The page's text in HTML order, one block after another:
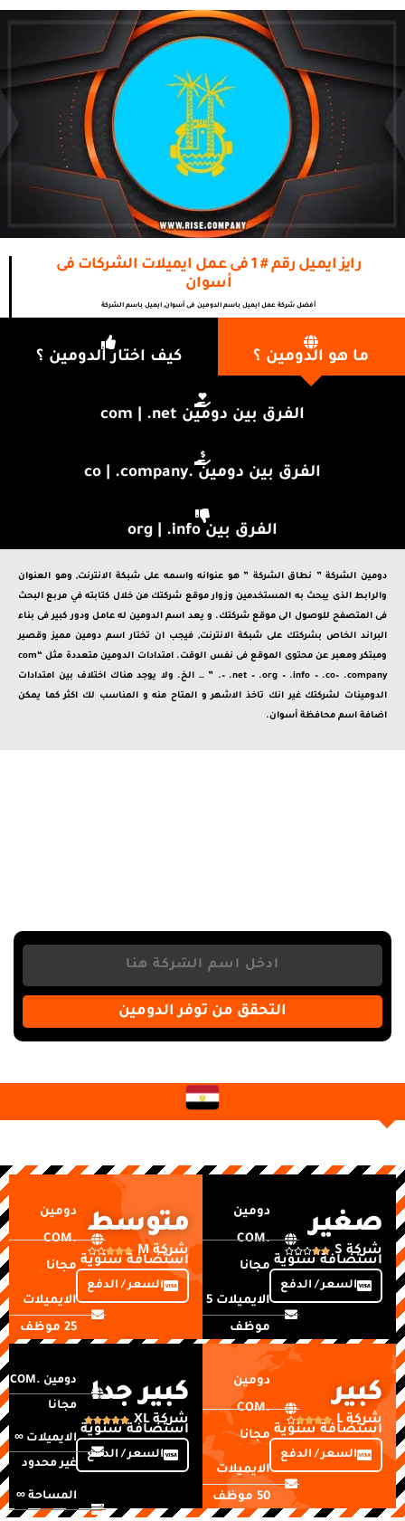
رايز ايميل رقم # 1 فى عمل ايميلات الشركات فى
أسوان
أفضل شركة عمل ايميل باسم الدومين فى أسوان, ايميل باسم الشركة
ما هو الدومين ؟ كيف اختار الدومين ؟
الفرق بين دومين com | .net
الفرق بين دومين .co | .company
الفرق بين org | .info
دومين الشركة ” نطاق الشركة ” هو عنوانه واسمه على شبكة الانترنت, وهو العنوان
والرابط الذى يبحث به المستخدمين وزوار موقع شركتك من خلال كتابته في مربع البحث
فى المتصفح للوصول الى موقع شركتك. و يعد اسم الدومين له عامل ودور كبير فى بناء
البراند الخاص بشركتك على شبكة الانترنت, فيجب ان تختار اسم دومين مميز وقصير
ومبتكر ومعبر عن محتوى الموقع فى نفس الوقت. امتدادات الدومين متعددة مثل “com
– .net – .org – .info – .co– .company. ” … الخ. ولا يوجد هناك اختلاف بين امتدادات
الدومينات لشركتك غير انك تاخذ الاشهر و المتاح منه و المناسب لك اكثر كما يمكن
اضافة اسم محافظة أسوان.
صغير
دومين
.COM
مجانا
الايميلات 5
موظف
مساحة
NVME 5GB
دعم فني
واتساب
شركة S 




استضافة سنوية
السعر / الدفع
متوسط
دومين
.COM
مجانا
الايميلات
25 موظف
NVME
السرعة 2X
دعم فني
شركة M 




استضافة سنوية
السعر / الدفع
كبير
دومين
.COM
مجانا
الايميلات
50 موظف
شركة L 




استضافة سنوية
السعر / الدفع
كبير جدا
دومين .COM
مجانا
الايميلات ∞
غير محدود
المساحة ∞
شركة XL 




استضافة سنوية
السعر / الدفع